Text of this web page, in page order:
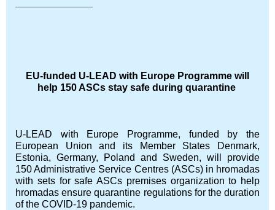
EU-funded U-LEAD with Europe Programme will
help 150 ASCs stay safe during quarantine
U-LEAD with Europe Programme, funded by the
European Union and its Member States Denmark,
Estonia, Germany, Poland and Sweden, will provide
150 Administrative Service Centres (ASCs) in hromadas
with sets for safe ASCs premises organization to help
hromadas ensure quarantine regulations for the duration
of the COVID-19 pandemic.